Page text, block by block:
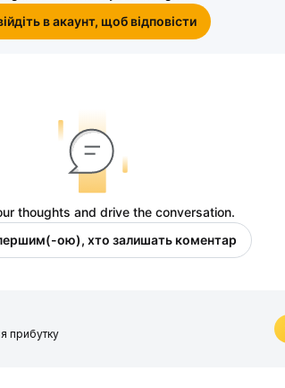
в акаунт, щоб відповісти
thoughts and drive the conversation.
ою), хто залишать коментар
прибутку